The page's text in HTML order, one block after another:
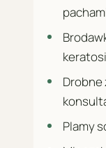
Plamy